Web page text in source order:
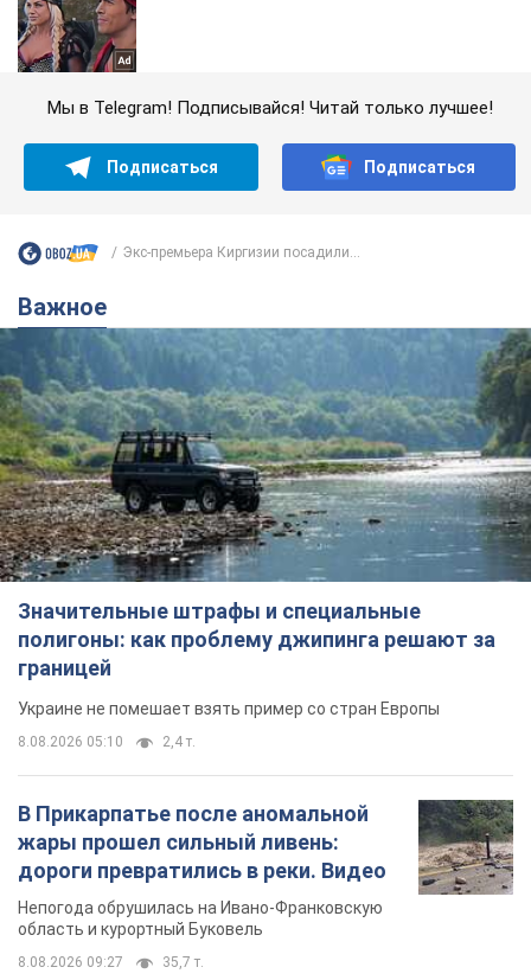
Мы в Telegram! Подписывайся! Читай только лучшее!
Подписаться Подписаться
Экс-премьера Киргизии посадили...
Важное
Значительные штрафы и специальные
полигоны: как проблему джипинга решают за
границей
Украине не помешает взять пример со стран Европы
8.08.2026 05:10 2,4 т.
В Прикарпатье после аномальной
жары прошел сильный ливень:
дороги превратились в реки. Видео
Непогода обрушилась на Ивано-Франковскую
область и курортный Буковель
8.08.2026 09:27 35,7 т.